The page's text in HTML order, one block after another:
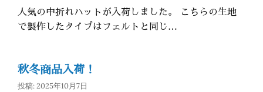
人気の中折れハットが入荷しました。 こちらの生地
で製作したタイプはフェルトと同じ…
秋冬商品入荷！
投稿: 2025年10月7日